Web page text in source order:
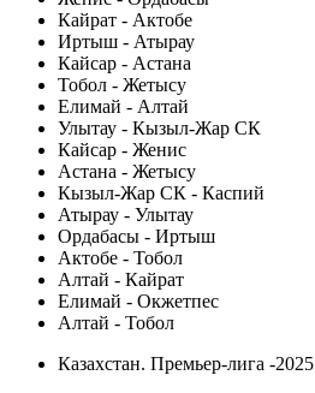
Кайрат - Актобе
Иртыш - Атырау
Кайсар - Астана
Тобол - Жетысу
Елимай - Алтай
Улытау - Кызыл-Жар СК
Кайсар - Женис
Астана - Жетысу
Кызыл-Жар СК - Каспий
Атырау - Улытау
Ордабасы - Иртыш
Актобе - Тобол
Алтай - Кайрат
Елимай - Окжетпес
Алтай - Тобол
Казахстан. Премьер-лига -2025